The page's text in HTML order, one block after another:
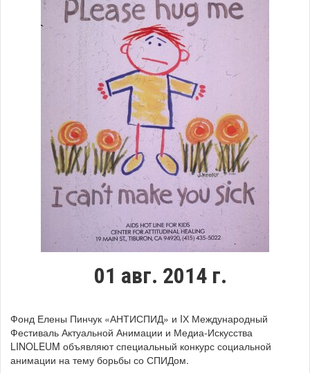
01 авг. 2014 г.
Фонд Елены Пинчук «АНТИСПИД» и IХ Международный
Фестиваль Актуальной Анимации и Медиа-Искусства
LINOLEUM объявляют специальный конкурс социальной
анимации на тему борьбы со СПИДом.